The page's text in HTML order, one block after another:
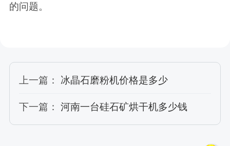
的问题。
上一篇： 冰晶石磨粉机价格是多少
下一篇： 河南一台硅石矿烘干机多少钱